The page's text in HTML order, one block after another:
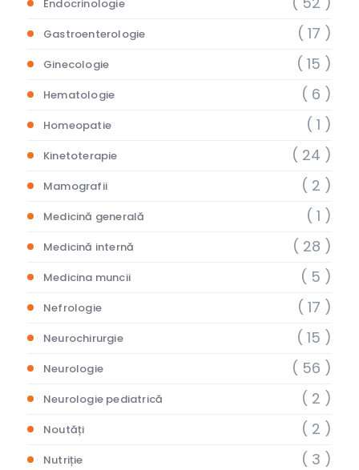
Endocrinologie
Gastroenterologie ( 17 )
Ginecologie ( 15 )
Hematologie ( 6 )
Homeopatie ( 1 )
Kinetoterapie ( 24 )
Mamografii ( 2 )
Medicină generală ( 1 )
Medicină internă ( 28 )
Medicina muncii ( 5 )
Nefrologie ( 17 )
Neurochirurgie ( 15 )
Neurologie ( 56 )
Neurologie pediatrică ( 2 )
Noutăți ( 2 )
Nutriție ( 3 )